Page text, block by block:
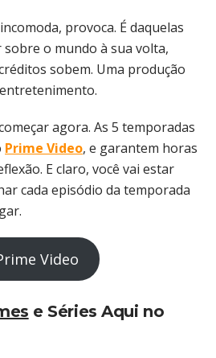
provoca. É daquelas
o mundo à sua volta,
sobem. Uma produção
agora. As 5 temporadas
Prime Video, e garantem horas
E claro, você vai estar
cada episódio da temporada
Video
e Séries Aqui no